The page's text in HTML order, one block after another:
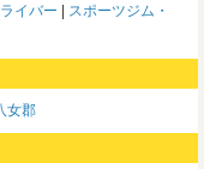
イバー
スポーツジム・
女郡